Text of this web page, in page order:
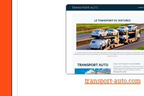
transport-auto.com